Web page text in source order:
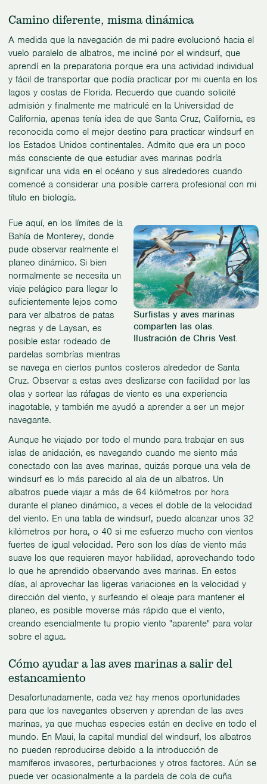
Camino diferente, misma dinámica
A medida que la navegación de mi padre evolucionó hacia el
vuelo paralelo de albatros, me incliné por el windsurf, que
aprendí en la preparatoria porque era una actividad individual
y fácil de transportar que podía practicar por mi cuenta en los
lagos y costas de Florida. Recuerdo que cuando solicité
admisión y finalmente me matriculé en la Universidad de
California, apenas tenía idea de que Santa Cruz, California, es
reconocida como el mejor destino para practicar windsurf en
los Estados Unidos continentales. Admito que era un poco
más consciente de que estudiar aves marinas podría
significar una vida en el océano y sus alrededores cuando
comencé a considerar una posible carrera profesional con mi
título en biología.
Surfistas y aves marinas
comparten las olas.
Ilustración de Chris Vest.
Fue aquí, en los límites de la
Bahía de Monterey, donde
pude observar realmente el
planeo dinámico. Si bien
normalmente se necesita un
viaje pelágico para llegar lo
suficientemente lejos como
para ver albatros de patas
negras y de Laysan, es
posible estar rodeado de
pardelas sombrías mientras
se navega en ciertos puntos costeros alrededor de Santa
Cruz. Observar a estas aves deslizarse con facilidad por las
olas y sortear las ráfagas de viento es una experiencia
inagotable, y también me ayudó a aprender a ser un mejor
navegante.
Aunque he viajado por todo el mundo para trabajar en sus
islas de anidación, es navegando cuando me siento más
conectado con las aves marinas, quizás porque una vela de
windsurf es lo más parecido al ala de un albatros. Un
albatros puede viajar a más de 64 kilómetros por hora
durante el planeo dinámico, a veces el doble de la velocidad
del viento. En una tabla de windsurf, puedo alcanzar unos 32
kilómetros por hora, o 40 si me esfuerzo mucho con vientos
fuertes de igual velocidad. Pero son los días de viento más
suave los que requieren mayor habilidad, aprovechando todo
lo que he aprendido observando aves marinas. En estos
días, al aprovechar las ligeras variaciones en la velocidad y
dirección del viento, y surfeando el oleaje para mantener el
planeo, es posible moverse más rápido que el viento,
creando esencialmente tu propio viento "aparente" para volar
sobre el agua.
Cómo ayudar a las aves marinas a salir del
estancamiento
Desafortunadamente, cada vez hay menos oportunidades
para que los navegantes observen y aprendan de las aves
marinas, ya que muchas especies están en declive en todo el
mundo. En Maui, la capital mundial del windsurf, los albatros
no pueden reproducirse debido a la introducción de
mamíferos invasores, perturbaciones y otros factores. Aún se
puede ver ocasionalmente a la pardela de cola de cuña